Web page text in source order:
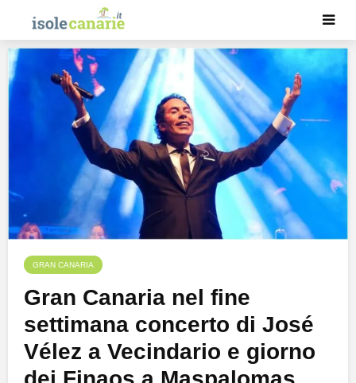
GRAN CANARIA
Gran Canaria nel fine
settimana concerto di José
Vélez a Vecindario e giorno